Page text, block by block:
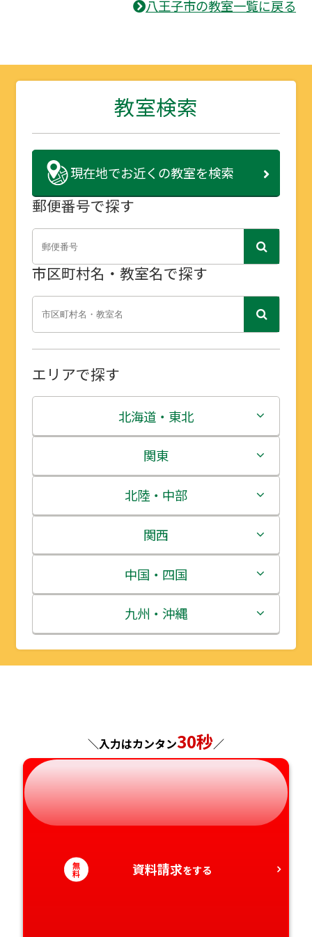
八王子市の教室一覧に戻る
教室検索
現在地でお近くの教室を検索
郵便番号で探す
市区町村名・教室名で探す
エリアで探す
北海道・東北
北海道
青森県
岩手県
宮城県
秋田県
山形県
関東
茨城県
栃木県
群馬県
埼玉県
千葉県
北陸・中部
新潟県
富山県
石川県
福井県
岐阜県
静岡県
関西
三重県
滋賀県
京都府
和歌山県
中国・四国
鳥取県
島根県
徳島県
九州・沖縄
福岡県
大分県
＼入力はカンタン30秒／
無
料 資料請求をする